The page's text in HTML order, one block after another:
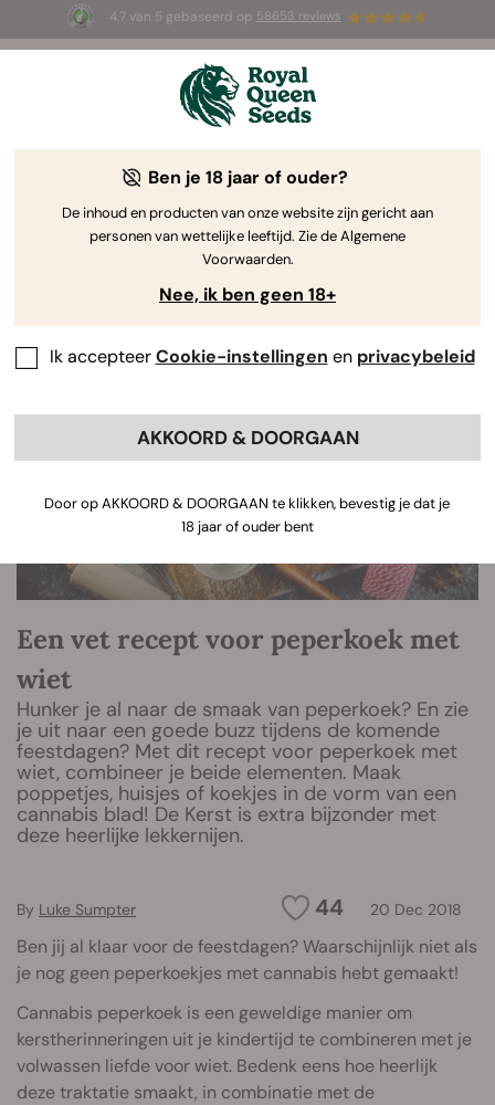
4.7 van 5 gebaseerd op 58653 reviews
☀️ Summer Sales: tot wel 50% korting
op geselecteerde producten! ⏤
The RQS Blog
Cannabis Lifestyle Blogs
Een vet recept voor peperkoek met
wiet
Hunker je al naar de smaak van peperkoek? En zie
je uit naar een goede buzz tijdens de komende
feestdagen? Met dit recept voor peperkoek met
wiet, combineer je beide elementen. Maak
poppetjes, huisjes of koekjes in de vorm van een
cannabis blad! De Kerst is extra bijzonder met
deze heerlijke lekkernijen.
44 20 Dec 2018
By Luke Sumpter
Ben jij al klaar voor de feestdagen? Waarschijnlijk niet als
je nog geen peperkoekjes met cannabis hebt gemaakt!
Cannabis peperkoek is een geweldige manier om
kerstherinneringen uit je kindertijd te combineren met je
volwassen liefde voor wiet. Bedenk eens hoe heerlijk
deze traktatie smaakt, in combinatie met de
Ben je 18 jaar of ouder?
De inhoud en producten van onze website zijn gericht aan
personen van wettelijke leeftijd. Zie de Algemene
Voorwaarden.
Nee, ik ben geen 18+
Ik accepteerCookie-instellingen en privacybeleid
AKKOORD & DOORGAAN
Door op AKKOORD & DOORGAAN te klikken, bevestig je dat je
18 jaar of ouder bent